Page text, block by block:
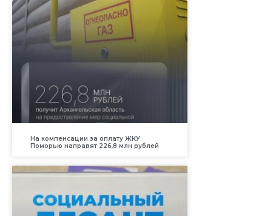
На компенсации за оплату ЖКУ
Поморью направят 226,8 млн рублей